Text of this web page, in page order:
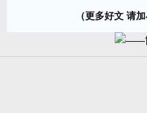
（更多好文 请